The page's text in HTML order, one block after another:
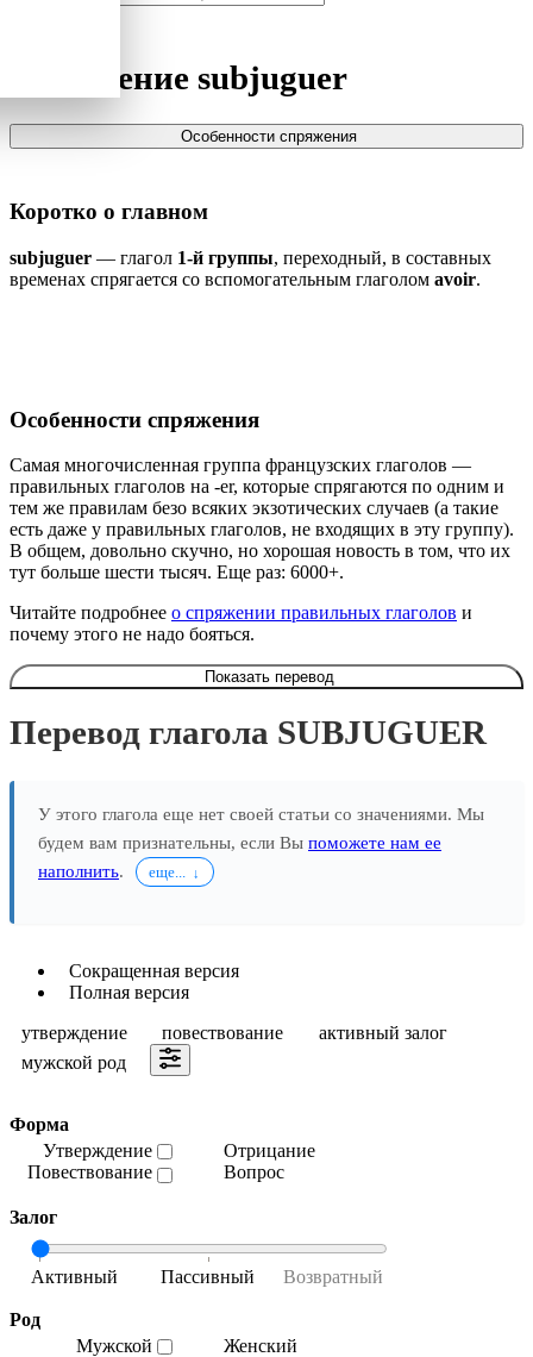
Спряжение subjuguer
Особенности спряжения
Коротко о главном
subjuguer — глагол 1-й группы, переходный, в составных
временах спрягается со вспомогательным глаголом avoir.
Особенности спряжения
Самая многочисленная группа французских глаголов —
правильных глаголов на -er, которые спрягаются по одним и
тем же правилам безо всяких экзотических случаев (а такие
есть даже у правильных глаголов, не входящих в эту группу).
В общем, довольно скучно, но хорошая новость в том, что их
тут больше шести тысяч. Еще раз: 6000+.
Читайте подробнее о спряжении правильных глаголов и
почему этого не надо бояться.
Показать перевод
Перевод глагола SUBJUGUER
У этого глагола еще нет своей статьи со значениями. Мы
будем вам признательны, если Вы поможете нам ее
наполнить. еще...
Сокращенная версия
Полная версия
утверждение
повествование
активный залог
мужской род
Форма
Утверждение
Повествование
Отрицание
Вопрос
Залог
Род
Мужской
Женский